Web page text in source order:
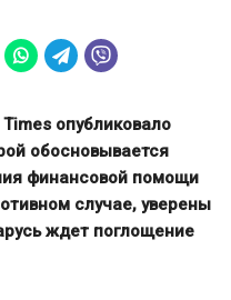
опубликовало
обосновывается
финансовой помощи
случае, уверены
ждет поглощение